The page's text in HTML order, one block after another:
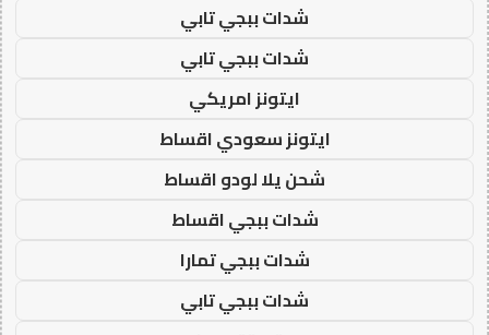
شدات ببجي تابي
شدات ببجي تابي
ايتونز امريكي
ايتونز سعودي اقساط
شحن يلا لودو اقساط
شدات ببجي اقساط
شدات ببجي تمارا
شدات ببجي تابي